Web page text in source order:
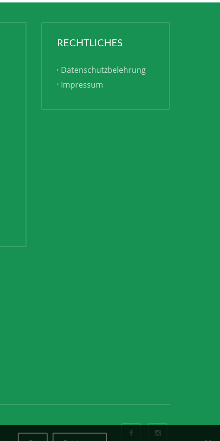
RECHTLICHES
Datenschutzbelehrung
Impressum